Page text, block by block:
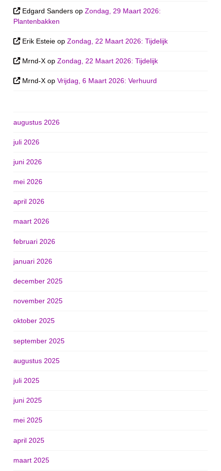
Edgard Sanders opZondag, 29 Maart 2026:
Plantenbakken
Erik Esteie opZondag, 22 Maart 2026: Tijdelijk
Mrnd-X opZondag, 22 Maart 2026: Tijdelijk
Mrnd-X opVrijdag, 6 Maart 2026: Verhuurd
augustus 2026
juli 2026
juni 2026
mei 2026
april 2026
maart 2026
februari 2026
januari 2026
december 2025
november 2025
oktober 2025
september 2025
augustus 2025
juli 2025
juni 2025
mei 2025
april 2025
maart 2025